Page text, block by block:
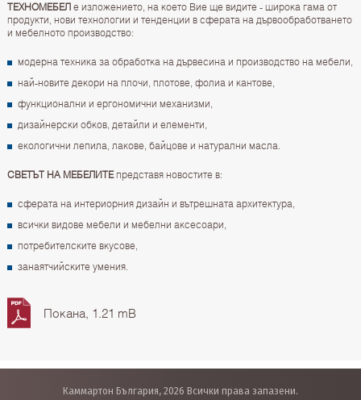
ТЕХНОМЕБЕЛе изложението, на което Вие ще видите - широка гама от
продукти, нови технологии и тенденции в сферата на дървообработването
и мебелното производство:
модерна техника за обработка на дървесина и производство на мебели,
най-новите декори на плочи, плотове, фолиа и кантове,
функционални и ергономични механизми,
дизайнерски обков, детайли и елементи,
екологични лепила, лакове, байцове и натурални масла.
СВЕТЪТ НА МЕБЕЛИТЕпредставя новостите в:
сферата на интериорния дизайн и вътрешната архитектура,
всички видове мебели и мебелни аксесоари,
потребителските вкусове,
занаятчийските умения.
Покана, 1.21 mB
Каммартон България, 2026 Всички права запазени.